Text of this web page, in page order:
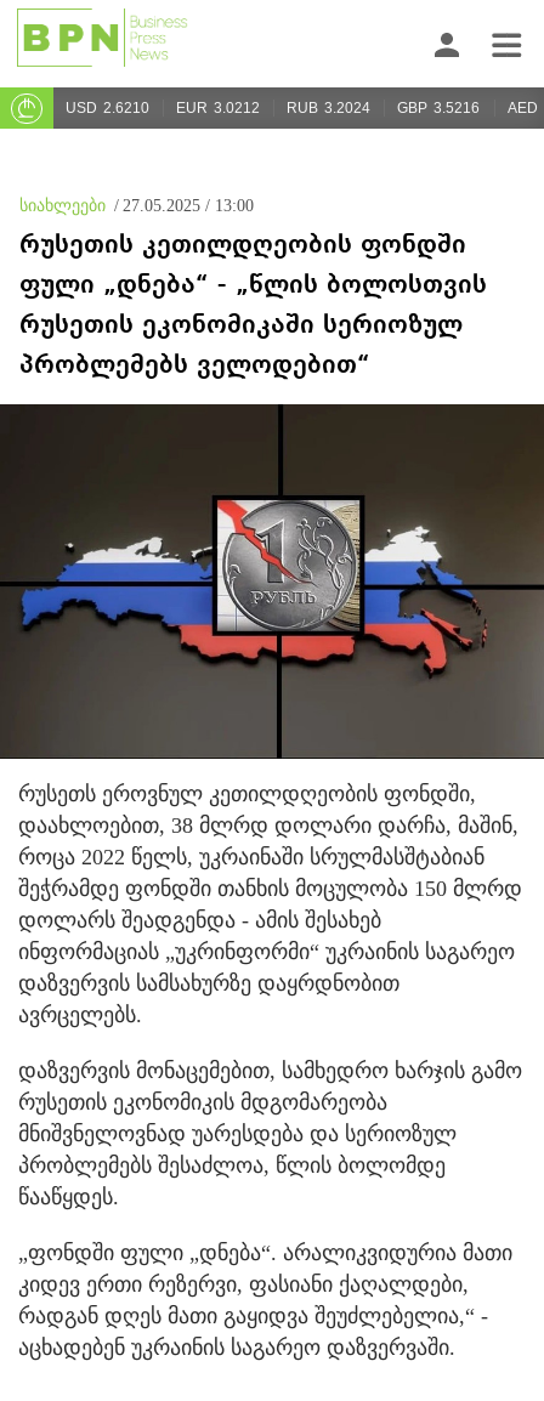
USD 2.6210 EUR 3.0212 RUB 3.2024 GBP 3.5216 AED
სიახლეები / 27.05.2025 / 13:00
რუსეთის კეთილდღეობის ფონდში
ფული „დნება“ - „წლის ბოლოსთვის
რუსეთის ეკონომიკაში სერიოზულ
პრობლემებს ველოდებით“
რუსეთს ეროვნულ კეთილდღეობის ფონდში,
დაახლოებით, 38 მლრდ დოლარი დარჩა, მაშინ,
როცა 2022 წელს, უკრაინაში სრულმასშტაბიან
შეჭრამდე ფონდში თანხის მოცულობა 150 მლრდ
დოლარს შეადგენდა - ამის შესახებ
ინფორმაციას „უკრინფორმი“ უკრაინის საგარეო
დაზვერვის სამსახურზე დაყრდნობით
ავრცელებს.
დაზვერვის მონაცემებით, სამხედრო ხარჯის გამო
რუსეთის ეკონომიკის მდგომარეობა
მნიშვნელოვნად უარესდება და სერიოზულ
პრობლემებს შესაძლოა, წლის ბოლომდე
წააწყდეს.
„ფონდში ფული „დნება“. არალიკვიდურია მათი
კიდევ ერთი რეზერვი, ფასიანი ქაღალდები,
რადგან დღეს მათი გაყიდვა შეუძლებელია,“ -
აცხადებენ უკრაინის საგარეო დაზვერვაში.